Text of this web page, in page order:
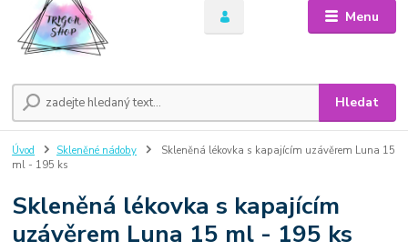
Menu
Hledat
Úvod Skleněné nádoby
Skleněná lékovka s kapajícím uzávěrem Luna 15
ml - 195 ks
Skleněná lékovka s kapajícím
uzávěrem Luna 15 ml - 195 ks